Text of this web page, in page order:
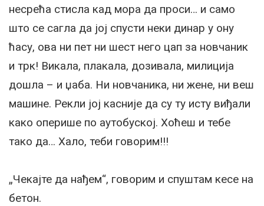
несрећа стисла кад мора да проси… и само
што се сагла да јој спусти неки динар у ону
ћасу, ова ни пет ни шест него цап за новчаник
и трк! Викала, плакала, дозивала, милиција
дошла – и џаба. Ни новчаника, ни жене, ни веш
машине. Рекли јој касније да су ту исту виђали
како оперише по аутобуској. Хоћеш и тебе
тако да… Хало, теби говорим!!!
„Чекајте да нађем“, говорим и спуштам кесе на
бетон.